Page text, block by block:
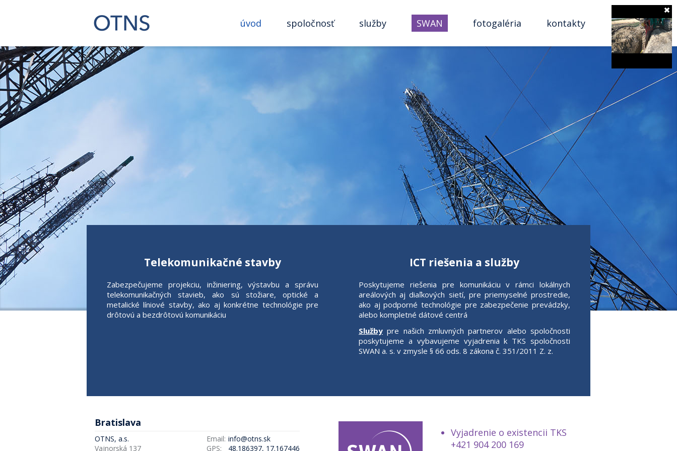
úvod spoločnosť služby SWAN fotogaléria kontakty SK EN
Telekomunikačné stavby
Zabezpečujeme projekciu, inžiniering, výstavbu a správu
telekomunikačných stavieb, ako sú stožiare, optické a
metalické líniové stavby, ako aj konkrétne technológie pre
drôtovú a bezdrôtovú komunikáciu
ICT riešenia a služby
Poskytujeme riešenia pre komunikáciu v rámci lokálnych
areálových aj diaľkových sietí, pre priemyselné prostredie,
ako aj podporné technológie pre zabezpečenie prevádzky,
alebo kompletné dátové centrá
Služby pre našich zmluvných partnerov alebo spoločnosti
poskytujeme a vybavujeme vyjadrenia k TKS spoločnosti
SWAN a. s. v zmysle § 66 ods. 8 zákona č. 351/2011 Z. z.
Bratislava
OTNS, a.s.
Vajnorská 137
Email: info@otns.sk
GPS:
48.186397, 17.167446
Vyjadrenie o existencii TKS
+421 904 200 169